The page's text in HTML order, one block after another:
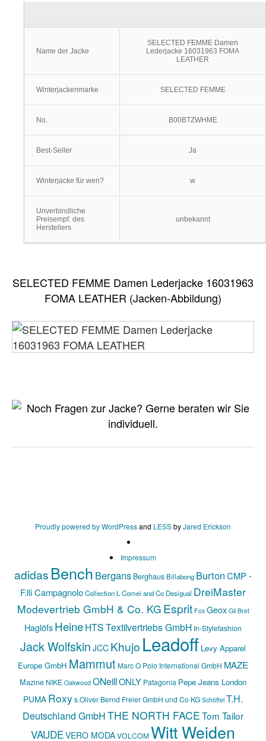
Name der Jacke
SELECTED FEMME Damen
Lederjacke 16031963 FOMA
LEATHER
Winterjackenmarke SELECTED FEMME
No. B00BTZWHME
Best-Seller Ja
Winterjacke für wen? w
Unverbindliche
Preisempf. des
Herstellers
unbekannt
SELECTED FEMME Damen Lederjacke 16031963
FOMA LEATHER (Jacken-Abbildung)
Proudly powered by WordPressand LESSbyJared Erickson
Impressum
adidas Bench Bergans Berghaus Billabong BurtonCMP -
F.lli CampagnoloCollection L Comei and Co Desigual DreiMaster
Modevertrieb GmbH & Co. KG Esprit Fox Geox Gil Bret
HaglöfsHeineHTS Textilvertriebs GmbH In-Stylefashion
Jack Wolfskin JCC Khujo Leadoff Levy Apparel
Europe GmbH Mammut Marc O Polo International GmbH MAZE
Mazine NIKE Oakwood ONeillONLY Patagonia Pepe Jeans London
PUMA Roxys.Oliver Bernd Freier GmbH und Co KG Schöffel T.H.
Deutschland GmbHTHE NORTH FACETom Tailor
VAUDEVERO MODAVOLCOMWitt Weiden